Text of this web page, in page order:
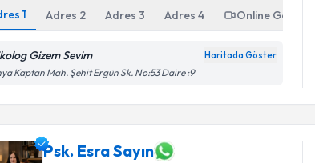
1 Adres 2 Adres3 Adres4 Online Görüşme
Gizem Sevim Haritada Göster
Kaptan Mah. Şehit Ergün Sk. No:53 Daire :9
Psk. Esra Sayın